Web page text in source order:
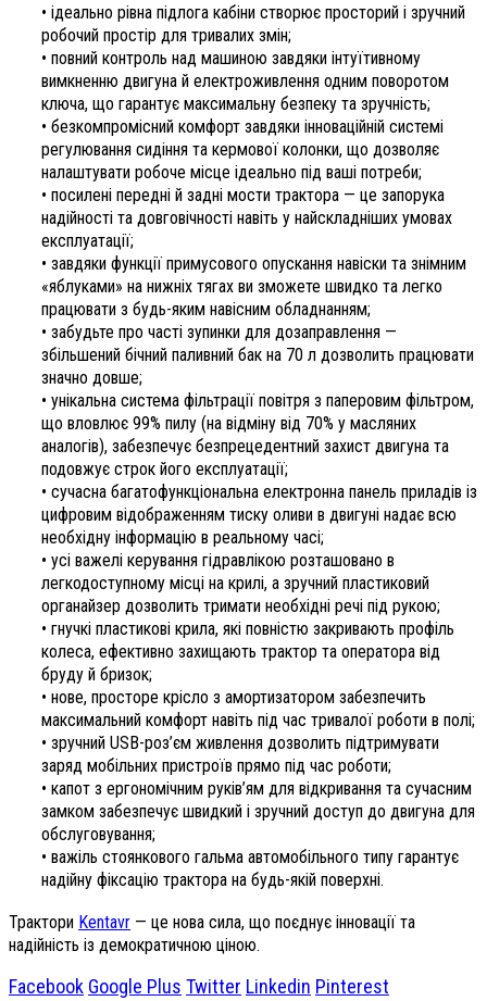
• ідеально рівна підлога кабіни створює просторий і зручний
робочий простір для тривалих змін;
• повний контроль над машиною завдяки інтуїтивному
вимкненню двигуна й електроживлення одним поворотом
ключа, що гарантує максимальну безпеку та зручність;
• безкомпромісний комфорт завдяки інноваційній системі
регулювання сидіння та кермової колонки, що дозволяє
налаштувати робоче місце ідеально під ваші потреби;
• посилені передні й задні мости трактора — це запорука
надійності та довговічності навіть у найскладніших умовах
експлуатації;
• завдяки функції примусового опускання навіски та знімним
«яблуками» на нижніх тягах ви зможете швидко та легко
працювати з будь-яким навісним обладнанням;
• забудьте про часті зупинки для дозаправлення —
збільшений бічний паливний бак на 70 л дозволить працювати
значно довше;
• унікальна система фільтрації повітря з паперовим фільтром,
що вловлює 99% пилу (на відміну від 70% у масляних
аналогів), забезпечує безпрецедентний захист двигуна та
подовжує строк його експлуатації;
• сучасна багатофункціональна електронна панель приладів із
цифровим відображенням тиску оливи в двигуні надає всю
необхідну інформацію в реальному часі;
• усі важелі керування гідравлікою розташовано в
легкодоступному місці на крилі, а зручний пластиковий
органайзер дозволить тримати необхідні речі під рукою;
• гнучкі пластикові крила, які повністю закривають профіль
колеса, ефективно захищають трактор та оператора від
бруду й бризок;
• нове, просторе крісло з амортизатором забезпечить
максимальний комфорт навіть під час тривалої роботи в полі;
• зручний USB-роз’єм живлення дозволить підтримувати
заряд мобільних пристроїв прямо під час роботи;
• капот з ергономічним руків’ям для відкривання та сучасним
замком забезпечує швидкий і зручний доступ до двигуна для
обслуговування;
• важіль стоянкового гальма автомобільного типу гарантує
надійну фіксацію трактора на будь-якій поверхні.
Трактори Kentavr — це нова сила, що поєднує інновації та
надійність із демократичною ціною.
Facebook Google Plus Twitter Linkedin Pinterest